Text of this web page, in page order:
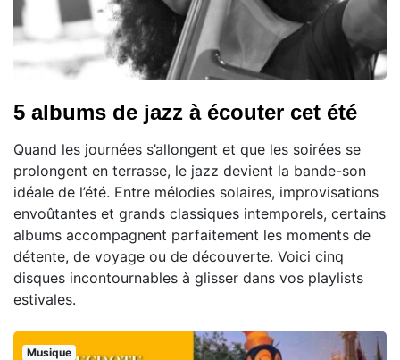
5 albums de jazz à écouter cet été
Quand les journées s’allongent et que les soirées se
prolongent en terrasse, le jazz devient la bande-son
idéale de l’été. Entre mélodies solaires, improvisations
envoûtantes et grands classiques intemporels, certains
albums accompagnent parfaitement les moments de
détente, de voyage ou de découverte. Voici cinq
disques incontournables à glisser dans vos playlists
estivales.
Musique